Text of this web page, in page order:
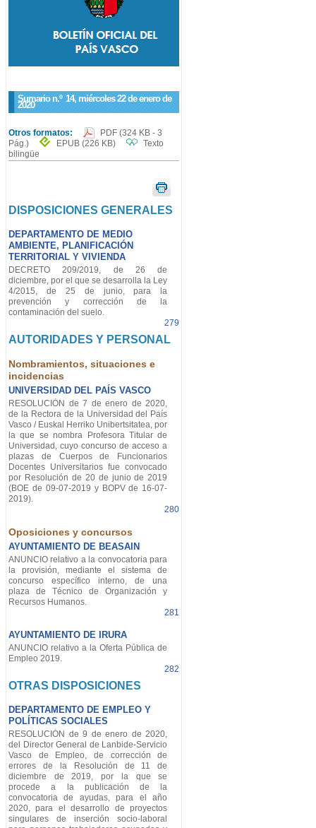
Sumario n.º 14, miércoles 22 de enero de
2020
Otros formatos: PDF (324 KB - 3
Pág.)
EPUB (226 KB)
Texto
bilingüe
DISPOSICIONES GENERALES
DEPARTAMENTO DE MEDIO
AMBIENTE, PLANIFICACIÓN
TERRITORIAL Y VIVIENDA
DECRETO 209/2019, de 26 de
diciembre, por el que se desarrolla la Ley
4/2015, de 25 de junio, para la
prevención y corrección de la
contaminación del suelo.
279
AUTORIDADES Y PERSONAL
Nombramientos, situaciones e
incidencias
UNIVERSIDAD DEL PAÍS VASCO
RESOLUCIÓN de 7 de enero de 2020,
de la Rectora de la Universidad del País
Vasco / Euskal Herriko Unibertsitatea, por
la que se nombra Profesora Titular de
Universidad, cuyo concurso de acceso a
plazas de Cuerpos de Funcionarios
Docentes Universitarios fue convocado
por Resolución de 20 de junio de 2019
(BOE de 09-07-2019 y BOPV de 16-07-
2019).
280
Oposiciones y concursos
AYUNTAMIENTO DE BEASAIN
ANUNCIO relativo a la convocatoria para
la provisión, mediante el sistema de
concurso específico interno, de una
plaza de Técnico de Organización y
Recursos Humanos.
281
AYUNTAMIENTO DE IRURA
ANUNCIO relativo a la Oferta Pública de
Empleo 2019.
282
OTRAS DISPOSICIONES
DEPARTAMENTO DE EMPLEO Y
POLÍTICAS SOCIALES
RESOLUCIÓN de 9 de enero de 2020,
del Director General de Lanbide-Servicio
Vasco de Empleo, de corrección de
errores de la Resolución de 11 de
diciembre de 2019, por la que se
procede a la publicación de la
convocatoria de ayudas, para el año
2020, para el desarrollo de proyectos
singulares de inserción socio-laboral